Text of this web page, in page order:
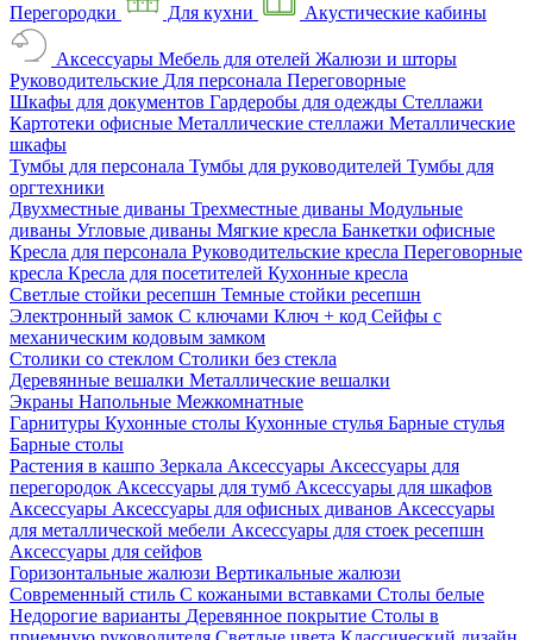
Перегородки Для кухни Акустические кабины
Аксессуары Мебель для отелей Жалюзи и шторы
Руководительские Для персонала Переговорные
Шкафы для документов Гардеробы для одежды Стеллажи
Картотеки офисные Металлические стеллажи Металлические
шкафы
Тумбы для персонала Тумбы для руководителей Тумбы для
оргтехники
Двухместные диваны Трехместные диваны Модульные
диваны Угловые диваны Мягкие кресла Банкетки офисные
Кресла для персонала Руководительские кресла Переговорные
кресла Кресла для посетителей Кухонные кресла
Светлые стойки ресепшн Темные стойки ресепшн
Электронный замок С ключами Ключ + код Сейфы с
механическим кодовым замком
Столики со стеклом Столики без стекла
Деревянные вешалки Металлические вешалки
Экраны Напольные Межкомнатные
Гарнитуры Кухонные столы Кухонные стулья Барные стулья
Барные столы
Растения в кашпо Зеркала Аксессуары Аксессуары для
перегородок Аксессуары для тумб Аксессуары для шкафов
Аксессуары Аксессуары для офисных диванов Аксессуары
для металлической мебели Аксессуары для стоек ресепшн
Аксессуары для сейфов
Горизонтальные жалюзи Вертикальные жалюзи
Современный стиль С кожаными вставками Столы белые
Недорогие варианты Деревянное покрытие Столы в